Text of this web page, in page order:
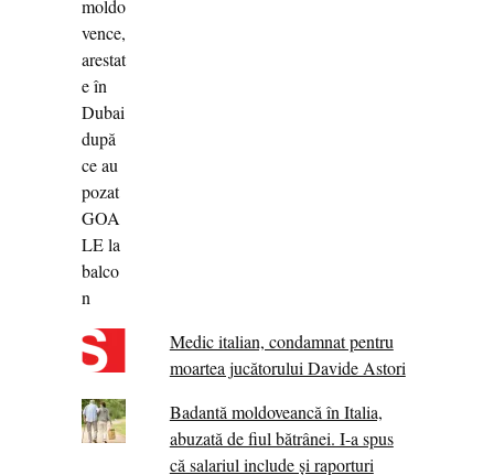
Medic italian, condamnat pentru
moartea jucătorului Davide Astori
Badantă moldoveancă în Italia,
abuzată de fiul bătrânei. I-a spus
că salariul include și raporturi